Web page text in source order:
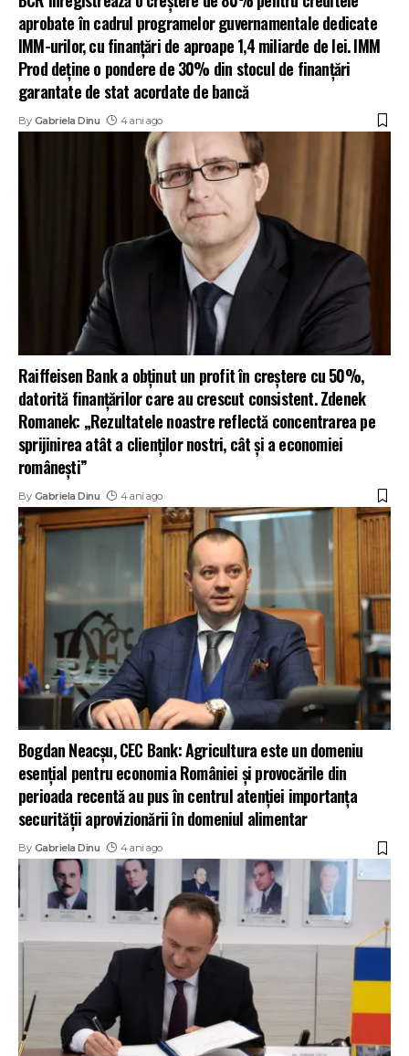
aprobate în cadrul programelor guvernamentale dedicate
IMM-urilor, cu finanțări de aproape 1,4 miliarde de lei. IMM
Prod deține o pondere de 30% din stocul de finanțări
garantate de stat acordate de bancă
By Gabriela Dinu 4 ani ago
Raiffeisen Bank a obținut un profit în creștere cu 50%,
datorită finanțărilor care au crescut consistent. Zdenek
Romanek: „Rezultatele noastre reflectă concentrarea pe
sprijinirea atât a clienților nostri, cât și a economiei
românești”
By Gabriela Dinu 4 ani ago
Bogdan Neacșu, CEC Bank: Agricultura este un domeniu
esențial pentru economia României și provocările din
perioada recentă au pus în centrul atenției importanța
securității aprovizionării în domeniul alimentar
By Gabriela Dinu 4 ani ago